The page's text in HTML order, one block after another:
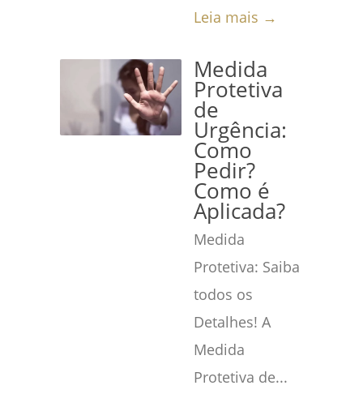
Leia mais →
Medida
Protetiva
de
Urgência:
Como
Pedir?
Como é
Aplicada?
Medida
Protetiva: Saiba
todos os
Detalhes! A
Medida
Protetiva de...